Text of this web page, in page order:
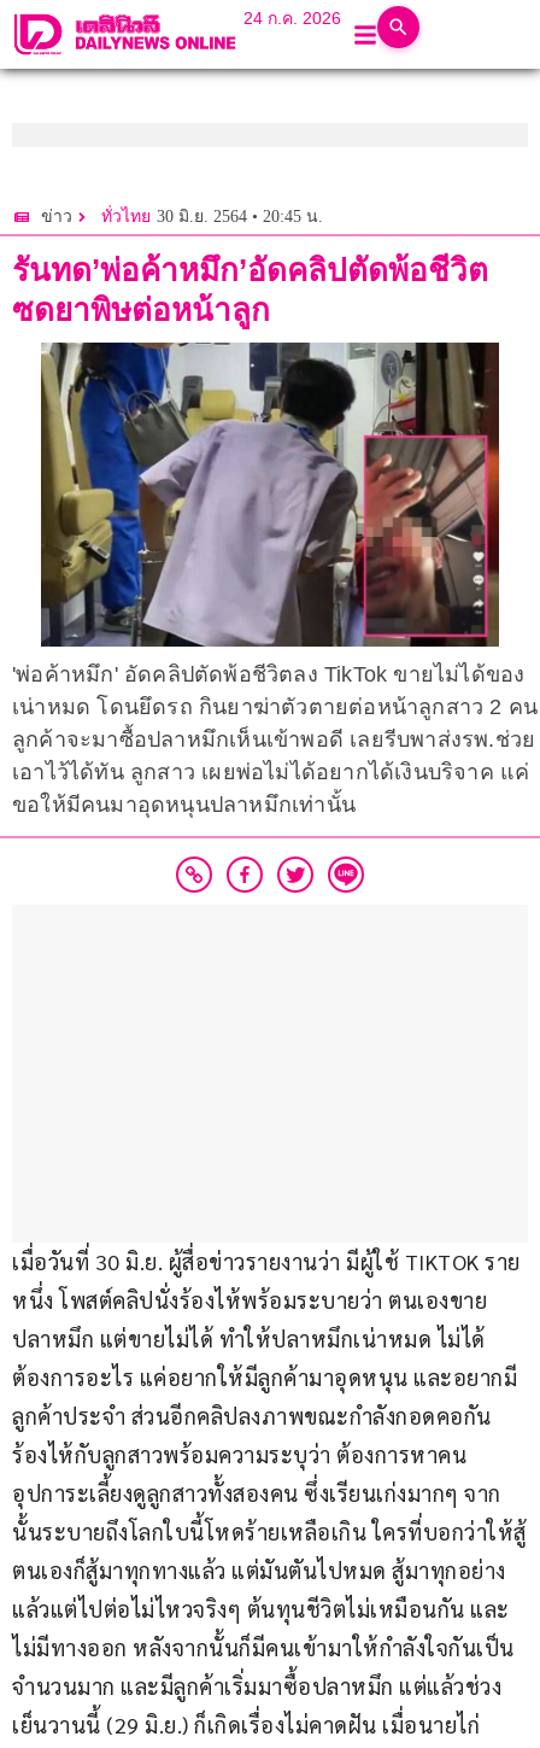
24 ก.ค. 2026
ข่าว ทั่วไทย 30 มิ.ย. 2564 • 20:45 น.
รันทด’พ่อค้าหมึก’อัดคลิปตัดพ้อชีวิต
ซดยาพิษต่อหน้าลูก
'พ่อค้าหมึก' อัดคลิปตัดพ้อชีวิตลง TikTok ขายไม่ได้ของ
เน่าหมด โดนยึดรถ กินยาฆ่าตัวตายต่อหน้าลูกสาว 2 คน
ลูกค้าจะมาซื้อปลาหมึกเห็นเข้าพอดี เลยรีบพาส่งรพ.ช่วย
เอาไว้ได้ทัน ลูกสาว เผยพ่อไม่ได้อยากได้เงินบริจาค แค่
ขอให้มีคนมาอุดหนุนปลาหมึกเท่านั้น
เมื่อวันที่ 30 มิ.ย. ผู้สื่อข่าวรายงานว่า มีผู้ใช้ TIKTOK ราย
หนึ่ง โพสต์คลิปนั่งร้องไห้พร้อมระบายว่า ตนเองขาย
ปลาหมึก แต่ขายไม่ได้ ทำให้ปลาหมึกเน่าหมด ไม่ได้
ต้องการอะไร แค่อยากให้มีลูกค้ามาอุดหนุน และอยากมี
ลูกค้าประจำ ส่วนอีกคลิปลงภาพขณะกำลังกอดคอกัน
ร้องไห้กับลูกสาวพร้อมความระบุว่า ต้องการหาคน
อุปการะเลี้ยงดูลูกสาวทั้งสองคน ซึ่งเรียนเก่งมากๆ จาก
นั้นระบายถึงโลกใบนี้โหดร้ายเหลือเกิน ใครที่บอกว่าให้สู้
ตนเองก็สู้มาทุกทางแล้ว แต่มันตันไปหมด สู้มาทุกอย่าง
แล้วแต่ไปต่อไม่ไหวจริงๆ ต้นทุนชีวิตไม่เหมือนกัน และ
ไม่มีทางออก หลังจากนั้นก็มีคนเข้ามาให้กำลังใจกันเป็น
จำนวนมาก และมีลูกค้าเริ่มมาซื้อปลาหมึก แต่แล้วช่วง
เย็นวานนี้ (29 มิ.ย.) ก็เกิดเรื่องไม่คาดฝัน เมื่อนายไก่